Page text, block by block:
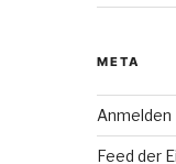
META
Anmelden
Feed der